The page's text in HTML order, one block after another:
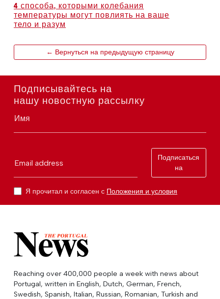
4 способа, которыми колебания
температуры могут повлиять на ваше
тело и разум
← Вернуться на предыдущую страницу
Подписывайтесь на
нашу новостную рассылку
Имя
Email address
Подписаться
на
Я прочитал и согласен с Положения и условия
Reaching over 400,000 people a week with news about
Portugal, written in English, Dutch, German, French,
Swedish, Spanish, Italian, Russian, Romanian, Turkish and